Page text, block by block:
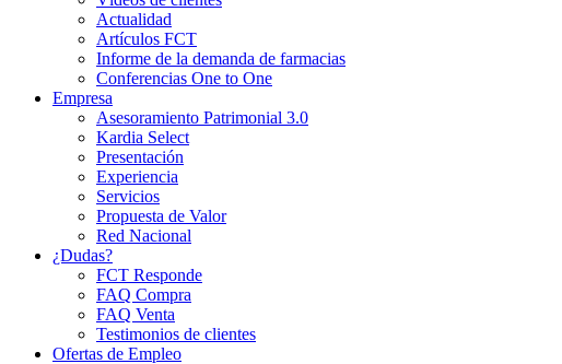
Actualidad
Artículos FCT
Informe de la demanda de farmacias
Conferencias One to One
Empresa
Asesoramiento Patrimonial 3.0
Kardia Select
Presentación
Experiencia
Servicios
Propuesta de Valor
Red Nacional
¿Dudas?
FCT Responde
FAQ Compra
FAQ Venta
Testimonios de clientes
Ofertas de Empleo